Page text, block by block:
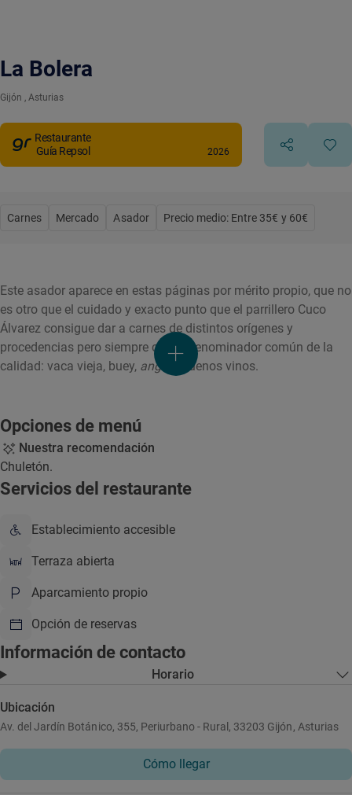
La Bolera
Gijón , Asturias
Restaurante
Guía Repsol
2026
Carnes Mercado Asador Precio medio: Entre 35€ y 60€
Este asador aparece en estas páginas por mérito propio, que no
es otro que el cuidado y exacto punto que el parrillero Cuco
Álvarez consigue dar a carnes de distintos orígenes y
procedencias pero siempre con el denominador común de la
calidad: vaca vieja, buey, angus . Buenos vinos.
Opciones de menú
Nuestra recomendación
Chuletón.
Servicios del restaurante
Establecimiento accesible
Terraza abierta
Aparcamiento propio
Opción de reservas
Información de contacto
Horario
Ubicación
Av. del Jardín Botánico, 355, Periurbano - Rural, 33203 Gijón, Asturias
Cómo llegar